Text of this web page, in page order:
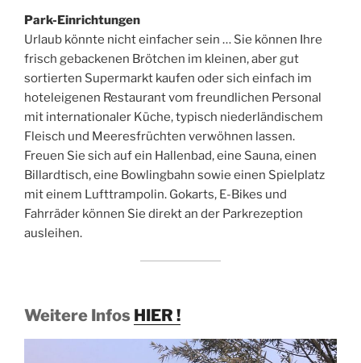
Park-Einrichtungen
Urlaub könnte nicht einfacher sein … Sie können Ihre
frisch gebackenen Brötchen im kleinen, aber gut
sortierten Supermarkt kaufen oder sich einfach im
hoteleigenen Restaurant vom freundlichen Personal
mit internationaler Küche, typisch niederländischem
Fleisch und Meeresfrüchten verwöhnen lassen.
Freuen Sie sich auf ein Hallenbad, eine Sauna, einen
Billardtisch, eine Bowlingbahn sowie einen Spielplatz
mit einem Lufttrampolin. Gokarts, E-Bikes und
Fahrräder können Sie direkt an der Parkrezeption
ausleihen.
Weitere Infos HIER !